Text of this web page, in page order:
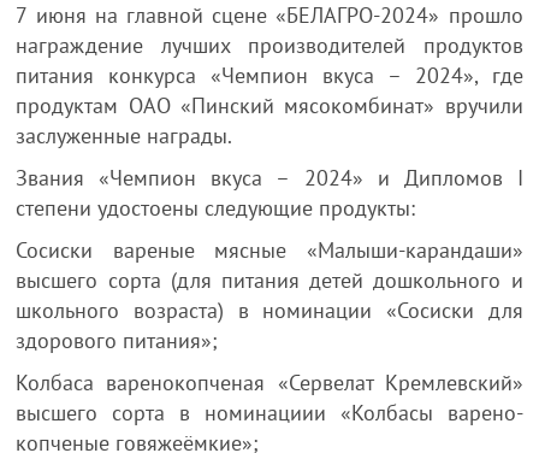
7 июня на главной сцене «БЕЛАГРО-2024» прошло
награждение лучших производителей продуктов
питания конкурса «Чемпион вкуса – 2024», где
продуктам ОАО «Пинский мясокомбинат» вручили
заслуженные награды.
Звания «Чемпион вкуса – 2024» и Дипломов I
степени удостоены следующие продукты:
Сосиски вареные мясные «Малыши-карандаши»
высшего сорта (для питания детей дошкольного и
школьного возраста) в номинации «Сосиски для
здорового питания»;
Колбаса варенокопченая «Сервелат Кремлевский»
высшего сорта в номинациии «Колбасы варено-
копченые говяжеёмкие»;